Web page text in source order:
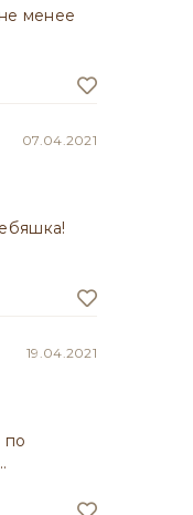
менее
07.04.2021
19.04.2021
по